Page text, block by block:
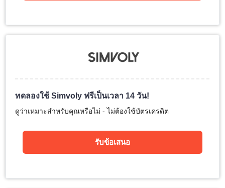
ทดลองใช้ Simvoly ฟรีเป็นเวลา 14 วัน!
ดูว่าเหมาะสำหรับคุณหรือไม่ - ไม่ต้องใช้บัตรเครดิต
รับข้อเสนอ